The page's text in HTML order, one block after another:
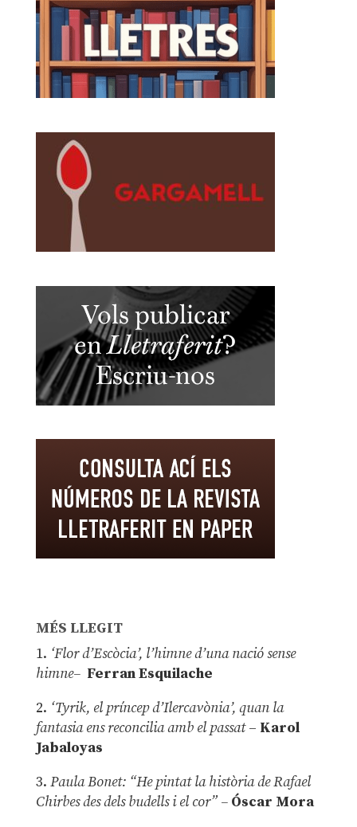
MÉS LLEGIT
1. ‘Flor d’Escòcia’, l’himne d’una nació sense
himne– Ferran Esquilache
2. ‘Tyrik, el príncep d’Ilercavònia’, quan la
fantasia ens reconcilia amb el passat– Karol
Jabaloyas
3. Paula Bonet: “He pintat la història de Rafael
Chirbes des dels budells i el cor” –Óscar Mora